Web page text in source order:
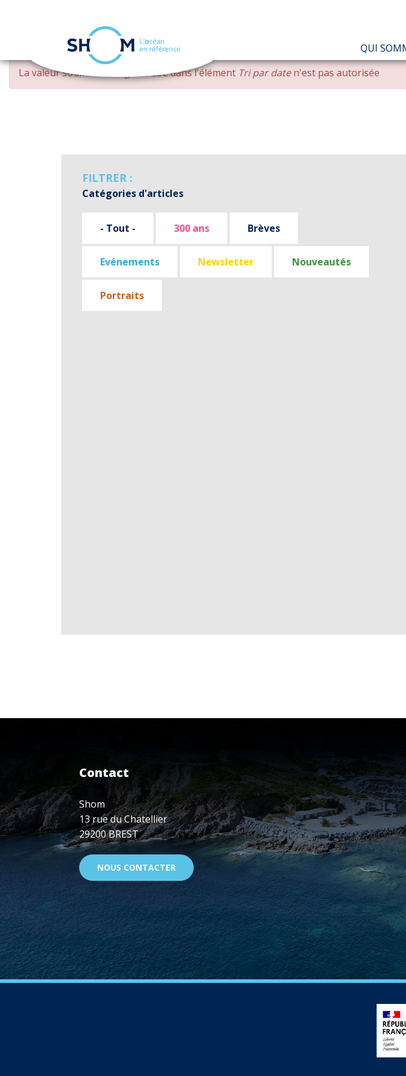
Aller
contenu
QUI
MESSAGE
D'ERREUR
La valeur soumise changed DESCdans l'élément Tri par daten'est pas autorisée
FILTRER :
Catégories d'articles
- Tout - 300 ans Brèves
Evénements Newsletter Nouveautés
Portraits
Contact
Shom
13 rue du Chatellier
29200 BREST
NOUS CONTACTER